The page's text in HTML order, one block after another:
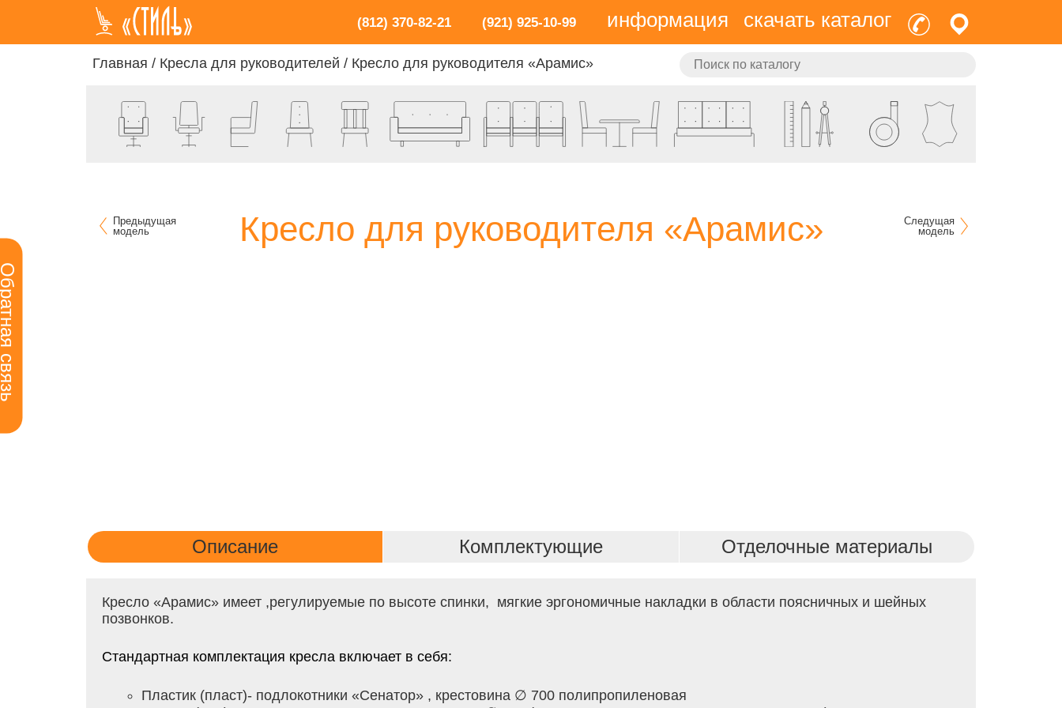
связь
(812) 370-82-21 (921) 925-10-99 информация скачать каталог
Главная / Кресла для руководителей / Кресло для руководителя «Арамис»
Предыдущая
модель
Следущая
модель
Кресло для руководителя «Арамис»
Описание Комплектующие Отделочные материалы
Кресло «Арамис» имеет ,регулируемые по высоте спинки, мягкие эргономичные накладки в области поясничных и шейных
позвонков.
Стандартная комплектация кресла включает в себя:
Пластик (пласт)- подлокотники «Сенатор» , крестовина ∅ 700 полипропиленовая